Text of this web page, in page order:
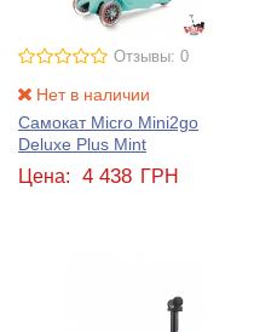
Отзывы: 0
Нет в наличии
Самокат Micro Mini2go
Deluxe Plus Mint
Цена: 4 438 ГРН